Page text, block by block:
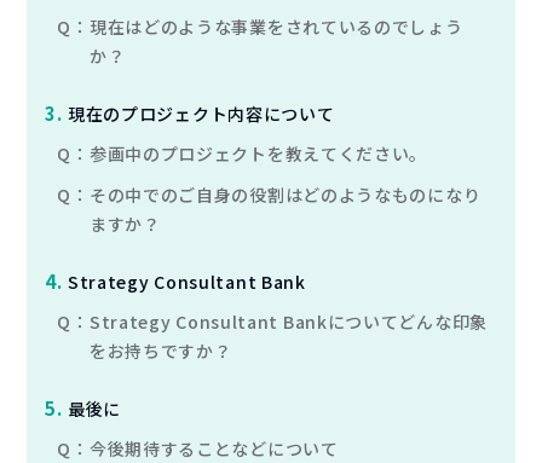
Q： 現在はどのような事業をされているのでしょう
か？
3. 現在のプロジェクト内容について
Q： 参画中のプロジェクトを教えてください。
Q： その中でのご自身の役割はどのようなものになり
ますか？
4. Strategy Consultant Bank
Q： Strategy Consultant Bankについてどんな印象
をお持ちですか？
5. 最後に
Q： 今後期待することなどについて